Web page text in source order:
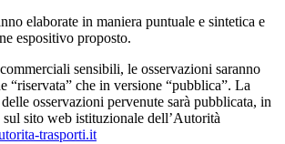
elaborate in maniera puntuale e sintetica e
espositivo proposto.
sensibili, le osservazioni saranno
“riservata” che in versione “pubblica”. La
osservazioni pervenute sarà pubblicata, in
sito web istituzionale dell’Autorità
trasporti.it